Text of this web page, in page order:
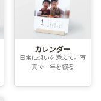
カレンダー
日常に想いを添えて。写
真で一年を綴る